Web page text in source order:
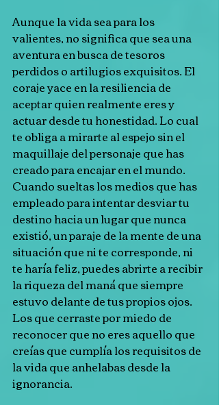
Aunque la vida sea para los
valientes, no significa que sea una
aventura en busca de tesoros
perdidos o artilugios exquisitos. El
coraje yace en la resiliencia de
aceptar quien realmente eres y
actuar desde tu honestidad. Lo cual
te obliga a mirarte al espejo sin el
maquillaje del personaje que has
creado para encajar en el mundo.
Cuando sueltas los medios que has
empleado para intentar desviar tu
destino hacia un lugar que nunca
existió, un paraje de la mente de una
situación que ni te corresponde, ni
te haría feliz, puedes abrirte a recibir
la riqueza del maná que siempre
estuvo delante de tus propios ojos.
Los que cerraste por miedo de
reconocer que no eres aquello que
creías que cumplía los requisitos de
la vida que anhelabas desde la
ignorancia.